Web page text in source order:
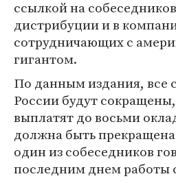
ссылкой на
дистрибуции и в
сотрудничающих с
гигантом.
По данным издания, все
России будут
выплатят до восьми
должна быть прекращена
один из собеседников
последним днем работы